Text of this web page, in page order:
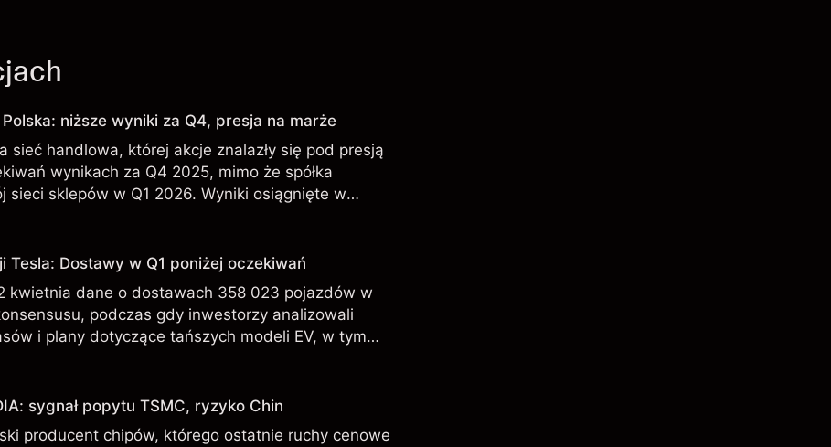
niższe wyniki za Q4, presja na marże
sieć handlowa, której akcje znalazły się pod presją
wynikach za Q4 2025, mimo że spółka
sieci sklepów w Q1 2026. Wyniki osiągnięte w
wskaźnikiem przyszłych rezultatów.
Tesla: Dostawy w Q1 poniżej oczekiwań
kwietnia dane o dostawach 358 023 pojazdów w
podczas gdy inwestorzy analizowali
i plany dotyczące tańszych modeli EV, w tym
osiągnięte w przeszłości nie są wiarygodnym
sygnał popytu TSMC, ryzyko Chin
producent chipów, którego ostatnie ruchy cenowe